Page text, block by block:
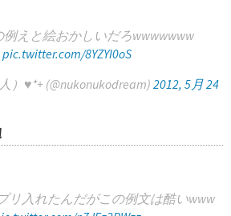
例えと絵おかしいだろwwwwwww
pic.twitter.com/8YZYI0oS
）♥*+ (@nukonukodream) 2012, 5月 24
リ入れたんだがこの例文は酷いwww